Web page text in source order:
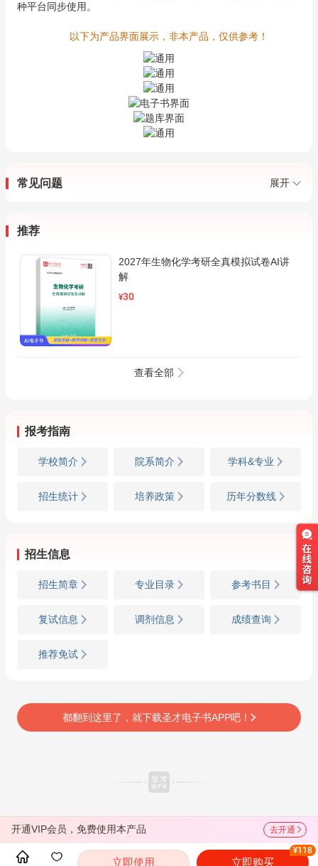
种平台同步使用。
以下为产品界面展示，非本产品，仅供参考！
常见问题 展开
推荐
2027年生物化学考研全真模拟试卷AI讲
解
¥30
查看全部
报考指南
学校简介 院系简介 学科&专业
招生统计 培养政策 历年分数线
招生信息
招生简章 专业目录 参考书目
复试信息 调剂信息 成绩查询
推荐免试
都翻到这里了，就下载圣才电子书APP吧！
开通VIP会员，免费使用本产品 去开通
立即使用 立即购买
¥118